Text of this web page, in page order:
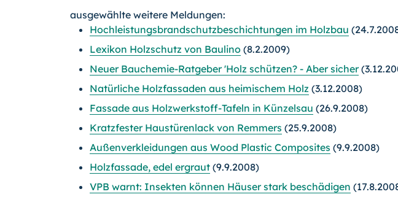
ausgewählte weitere Meldungen:
Hochleistungsbrandschutzbeschichtungen im Holzbau
Lexikon Holzschutz von Baulino (8.2.2009)
Neuer Bauchemie-Ratgeber 'Holz schützen? - Aber sicher
Natürliche Holzfassaden aus heimischem Holz (3.12.2008)
Fassade aus Holzwerkstoff-Tafeln in Künzelsau (26.9.2008)
Kratzfester Haustürenlack von Remmers (25.9.2008)
Außenverkleidungen aus Wood Plastic Composites (9.9.2008)
Holzfassade, edel ergraut (9.9.2008)
VPB warnt: Insekten können Häuser stark beschädigen